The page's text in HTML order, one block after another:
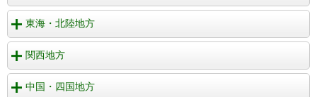
東海・北陸地方
関西地方
中国・四国地方